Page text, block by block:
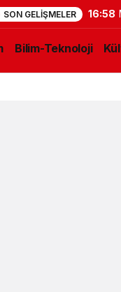
SON GELIŞMELER 16:58
Bilim-Teknoloji